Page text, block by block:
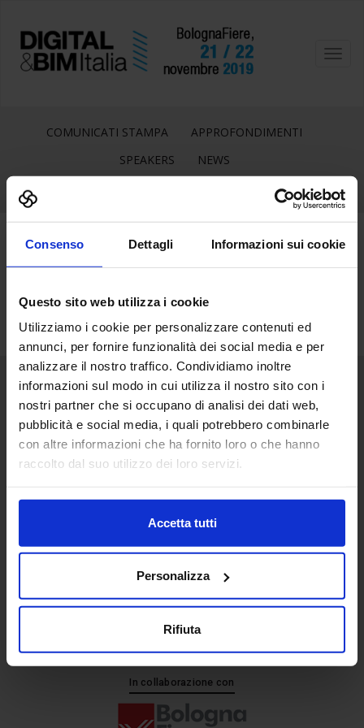
Consenso Dettagli Informazioni sui cookie
Questo sito web utilizza i cookie
Utilizziamo i cookie per personalizzare contenuti ed
annunci, per fornire funzionalità dei social media e per
analizzare il nostro traffico. Condividiamo inoltre
informazioni sul modo in cui utilizza il nostro sito con i
nostri partner che si occupano di analisi dei dati web,
pubblicità e social media, i quali potrebbero combinarle
con altre informazioni che ha fornito loro o che hanno
raccolto dal suo utilizzo dei loro servizi.
Accetta tutti
Personalizza
Rifiuta
COMUNICATI STAMPA
APPROFONDIMENTI
SPEAKERS
NEWS
Senaf srl
+ 39 051.325511
+ 39 02.332039460
In collaborazione con